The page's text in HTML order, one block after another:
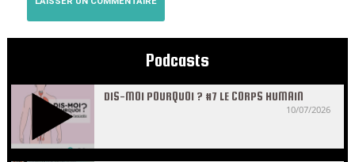
Podcasts
DIS-MOI POURQUOI ? #7 LE CORPS HUMAIN
10/07/2026